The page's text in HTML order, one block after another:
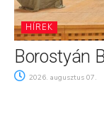
HÍREK
Borostyán
2026. augusztus 07.